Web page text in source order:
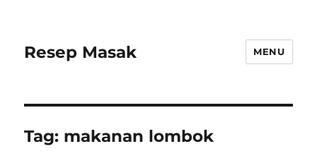
Resep Masak MENU
Tag: makanan lombok